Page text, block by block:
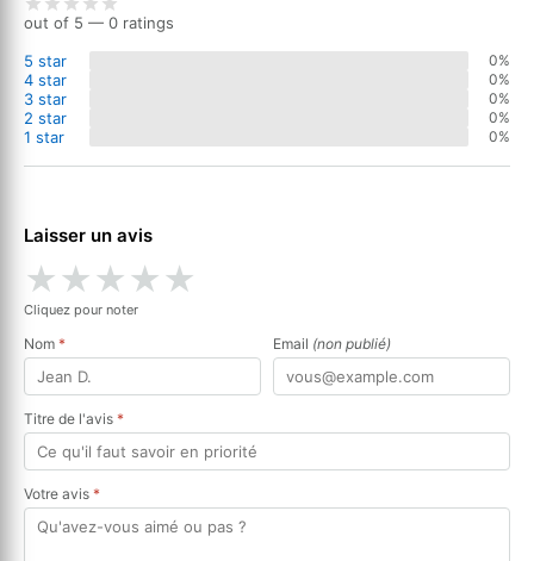
out of 5 — 0 ratings
5 star
0%
4 star 0%
3 star 0%
2 star 0%
1 star 0%
Laisser un avis
★★★★★
Cliquez pour noter
Nom * Email (non publié)
Titre de l'avis *
Votre avis *